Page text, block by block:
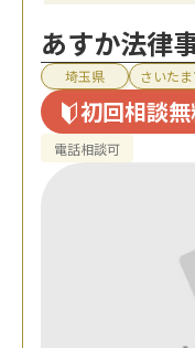
あすか法律
埼玉県 さいた
初回相談
電話相談可